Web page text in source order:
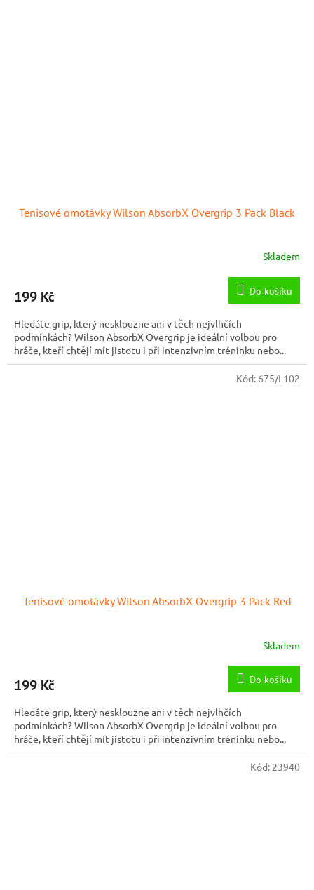
Tenisové omotávky Wilson AbsorbX Overgrip 3 Pack Black
Skladem
199 Kč Do košíku
Hledáte grip, který nesklouzne ani v těch nejvlhčích
podmínkách? Wilson AbsorbX Overgrip je ideální volbou pro
hráče, kteří chtějí mít jistotu i při intenzivním tréninku nebo...
Tenisové omotávky Wilson AbsorbX Overgrip 3 Pack Red
Skladem
199 Kč Do košíku
Hledáte grip, který nesklouzne ani v těch nejvlhčích
podmínkách? Wilson AbsorbX Overgrip je ideální volbou pro
hráče, kteří chtějí mít jistotu i při intenzivním tréninku nebo...
Kód: 675/L102
Kód: 23940